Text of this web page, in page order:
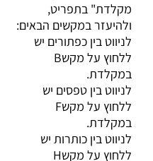
מקלדת" בתפריט,
ולהיעזר במקשים הבאים:
לניווט בין כפתורים יש
ללחוץ על מקשB
במקלדת.
לניווט בין טפסים יש
ללחוץ על מקשF
במקלדת.
לניווט בין כותרות יש
ללחוץ על מקשH